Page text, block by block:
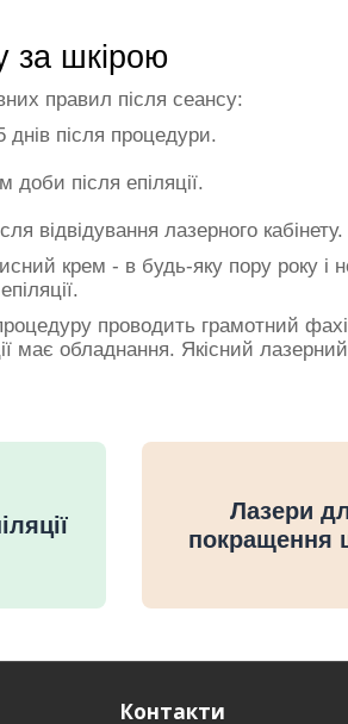
за шкірою
правил після сеансу:
після процедури.
доби після епіляції.
відвідування лазерного кабінету.
крем - в будь-яку пору року і
проводить грамотний
має обладнання. Якісний
Лазери
покращення
Контакти